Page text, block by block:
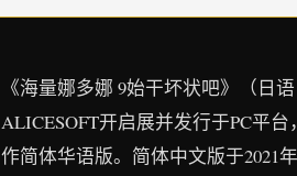
《海量娜多娜 9始干坏状吧》（日
ALICESOFT开启展并发行于PC平
作简体华语版。简体中文版于2021